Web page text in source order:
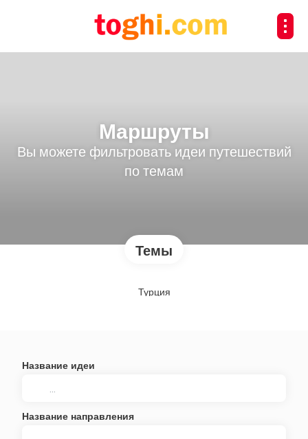
Маршруты
Вы можете фильтровать идеи путешествий
по темам
Темы
Турция
Название идеи
Название направления